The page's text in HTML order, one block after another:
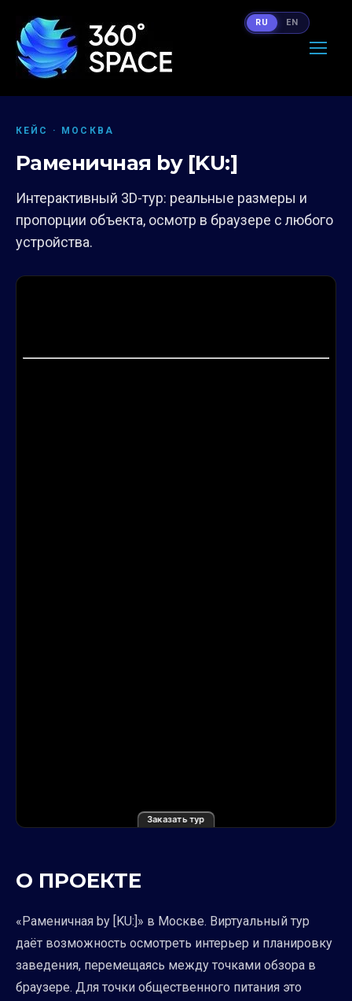
КЕЙС · МОСКВА
Раменичная by [KU:]
Интерактивный 3D-тур: реальные размеры и
пропорции объекта, осмотр в браузере с любого
устройства.
Заказать тур
О ПРОЕКТЕ
«Раменичная by [KU:]» в Москве. Виртуальный тур
даёт возможность осмотреть интерьер и планировку
заведения, перемещаясь между точками обзора в
браузере. Для точки общественного питания это
RU EN